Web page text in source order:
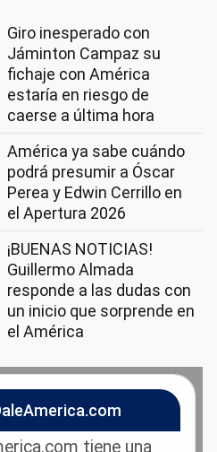
Giro inesperado con
Jáminton Campaz su
fichaje con América
estaría en riesgo de
caerse a última hora
América ya sabe cuándo
podrá presumir a Óscar
Perea y Edwin Cerrillo en
el Apertura 2026
¡BUENAS NOTICIAS!
Guillermo Almada
responde a las dudas con
un inicio que sorprende en
el América
tiene una